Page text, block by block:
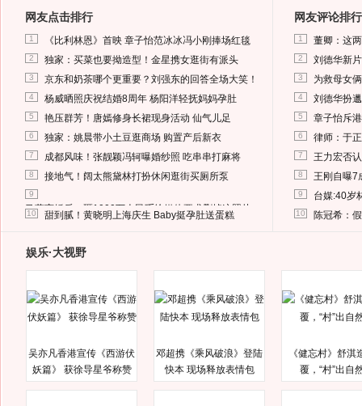
网友点击排行
1 《比利林恩》首映 章子怡范冰冰冯小刚捧场红毯
2 独家：买菜也要拗造型！金星携女逛街有派头
3 京东和奶茶哪个更重要？刘强东的回答全场大笑！
4 杨威晒照庆祝结婚8周年 杨阳洋轻抚妈妈孕肚
5 艳压群芳！唐嫣修身长裙现身活动 仙气儿足
6 独家：姚晨带小土豆逛商场 购置产后新衣
7 成都风味！张靓颖冯轲曝婚纱照 吃串串打麻将
8 接地气！阔太熊黛林打扮休闲逛街买厕所泵
9
马蓉离婚后，砸1000万人民币给媒体要求删掉这照片
10 甜到腻！黄晓明上海庆生 Baby挺孕肚送蛋糕
网友评论排行
1 董卿：这
2 刘德华新
3 为救母女
4 刘德华扮
5 章子怡斥
6 律师：于
7 王力宏否
8 王刚自曝7
9 台媒:40岁
10 陈冠希：
娱乐·大视野
吴亦凡香港宣传《西游伏
妖篇》 获徐导星爷称赞
邓超携《乘风破浪》登陆
快本 现场释放表情包
《健忘村》舒淇
覆，“村”出自